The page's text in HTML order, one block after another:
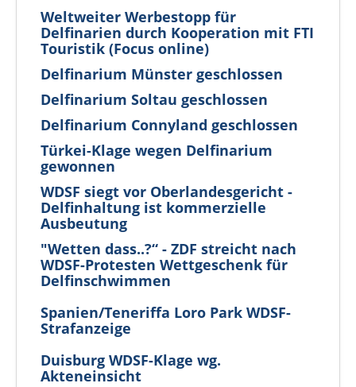
Weltweiter Werbestopp für
Delfinarien durch Kooperation mit FTI
Touristik (Focus online)
Delfinarium Münster geschlossen
Delfinarium Soltau geschlossen
Delfinarium Connyland geschlossen
Türkei-Klage wegen Delfinarium
gewonnen
WDSF siegt vor Oberlandesgericht -
Delfinhaltung ist kommerzielle
Ausbeutung
"Wetten dass..?“ - ZDF streicht nach
WDSF-Protesten Wettgeschenk für
Delfinschwimmen
Spanien/Teneriffa Loro Park WDSF-
Strafanzeige
Duisburg WDSF-Klage wg.
Akteneinsicht